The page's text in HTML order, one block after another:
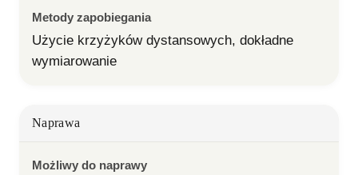
Metody zapobiegania
Użycie krzyżyków dystansowych, dokładne
wymiarowanie
Naprawa
Możliwy do naprawy